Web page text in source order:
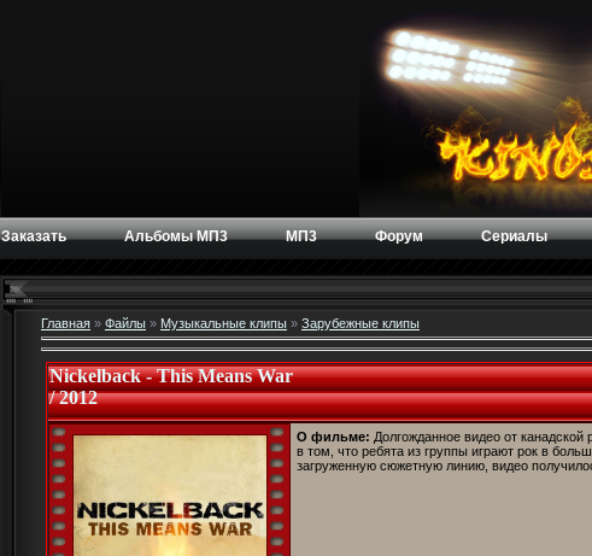
Заказать Альбомы МП3 МП3 Форум Сериалы
Главная » Файлы » Музыкальные клипы » Зарубежные клипы
Nickelback - This Means War
/ 2012
О фильме: Долгожданное видео от
в том, что ребята из группы играют рок в
загруженную сюжетную линию, видео